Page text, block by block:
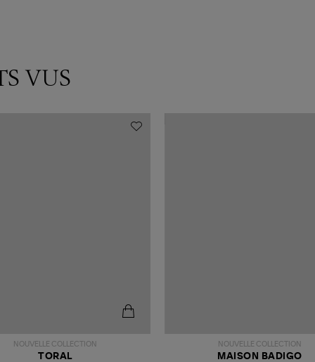
VUS
NOUVELLE COLLECTION
TORAL
NOUVELLE COLLECTION
MAISON BADIGO